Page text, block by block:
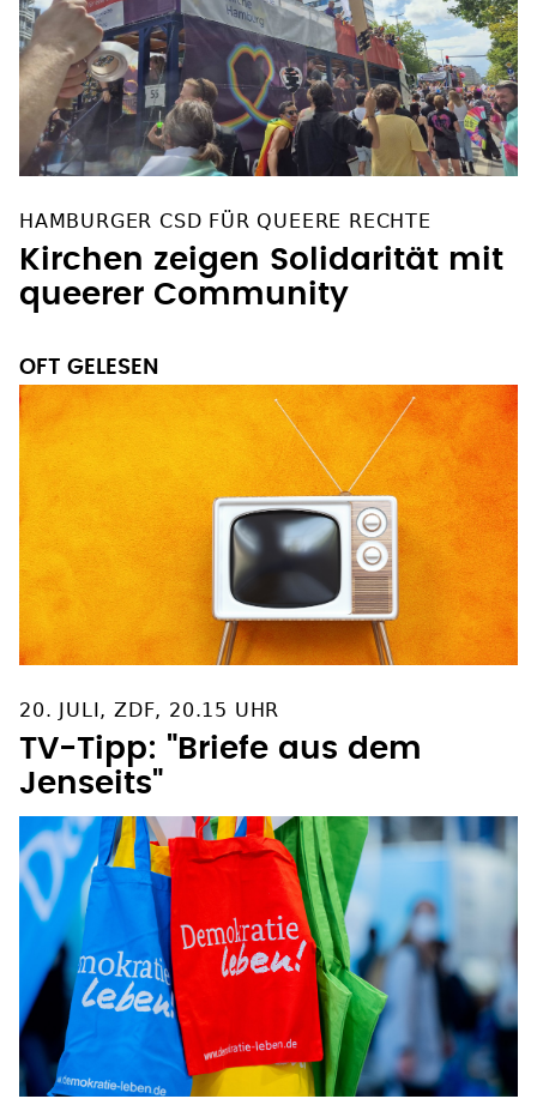
Kirchen zeigen Solidarität mit
queerer Community
TV-Tipp: "Briefe aus dem
Jenseits"